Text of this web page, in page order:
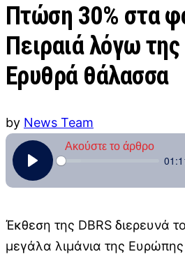
Πτώση 30% στα
Πειραιά λόγω
Ερυθρά θάλασσα
by News Team
Έκθεση της DBRS διερευνά
μεγάλα λιμάνια της Ευρώπης